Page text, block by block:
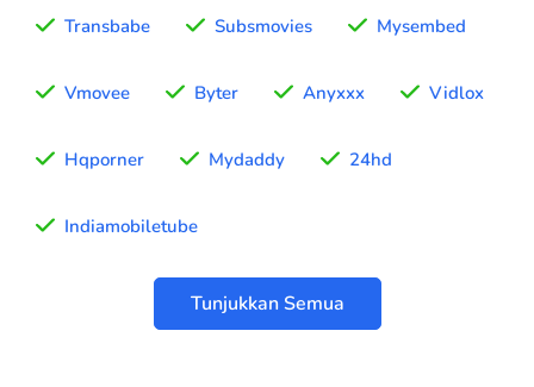
Transbabe Subsmovies Mysembed
Vmovee Byter Anyxxx Vidlox
Hqporner Mydaddy 24hd
Indiamobiletube
Tunjukkan Semua